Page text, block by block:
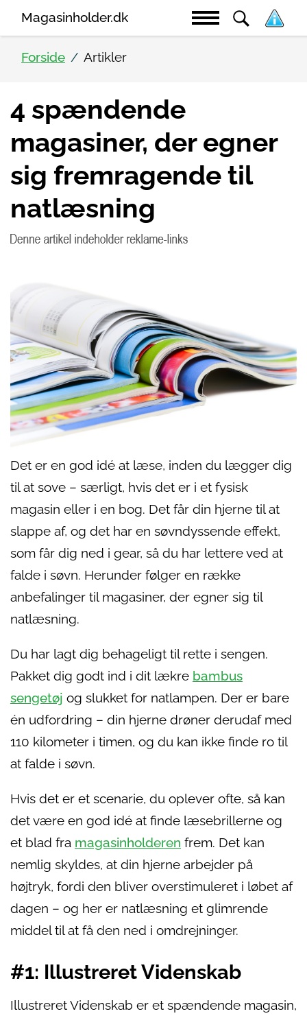
Magasinholder.dk
Forside Artikler
4 spændende
magasiner, der egner
sig fremragende til
natlæsning
Det er en god idé at læse, inden du lægger dig
til at sove – særligt, hvis det er i et fysisk
magasin eller i en bog. Det får din hjerne til at
slappe af, og det har en søvndyssende effekt,
som får dig ned i gear, så du har lettere ved at
falde i søvn. Herunder følger en række
anbefalinger til magasiner, der egner sig til
natlæsning.
Du har lagt dig behageligt til rette i sengen.
Pakket dig godt ind i dit lækre bambus
sengetøj og slukket for natlampen. Der er bare
én udfordring – din hjerne drøner derudaf med
110 kilometer i timen, og du kan ikke finde ro til
at falde i søvn.
Hvis det er et scenarie, du oplever ofte, så kan
det være en god idé at finde læsebrillerne og
et blad fra magasinholderen frem. Det kan
nemlig skyldes, at din hjerne arbejder på
højtryk, fordi den bliver overstimuleret i løbet af
dagen – og her er natlæsning et glimrende
middel til at få den ned i omdrejninger.
#1: Illustreret Videnskab
Illustreret Videnskab er et spændende magasin,